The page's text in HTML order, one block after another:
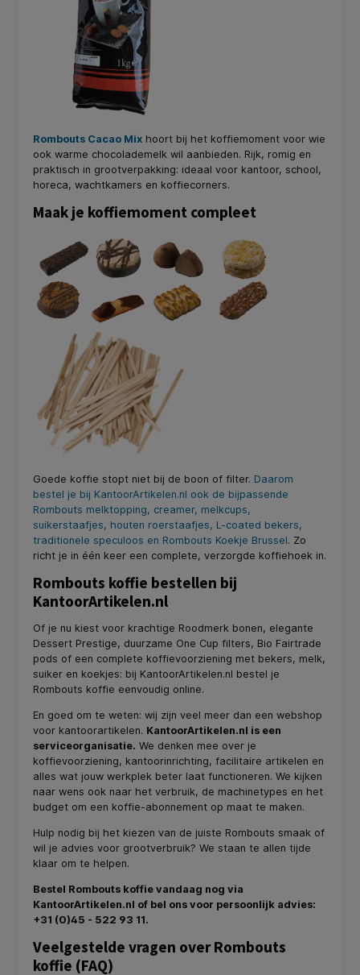
Rombouts Cacao Mix hoort bij het koffiemoment voor wie
ook warme chocolademelk wil aanbieden. Rijk, romig en
praktisch in grootverpakking: ideaal voor kantoor, school,
horeca, wachtkamers en koffiecorners.
Maak je koffiemoment compleet
Goede koffie stopt niet bij de boon of filter. Daarom
bestel je bij KantoorArtikelen.nl ook de bijpassende
Rombouts melktopping, creamer, melkcups,
suikerstaafjes, houten roerstaafjes, L-coated bekers,
traditionele speculoos en Rombouts Koekje Brussel. Zo
richt je in één keer een complete, verzorgde koffiehoek in.
Rombouts koffie bestellen bij
KantoorArtikelen.nl
Of je nu kiest voor krachtige Roodmerk bonen, elegante
Dessert Prestige, duurzame One Cup filters, Bio Fairtrade
pods of een complete koffievoorziening met bekers, melk,
suiker en koekjes: bij KantoorArtikelen.nl bestel je
Rombouts koffie eenvoudig online.
En goed om te weten: wij zijn veel meer dan een webshop
voor kantoorartikelen. KantoorArtikelen.nl is een
serviceorganisatie. We denken mee over je
koffievoorziening, kantoorinrichting, facilitaire artikelen en
alles wat jouw werkplek beter laat functioneren. We kijken
naar wens ook naar het verbruik, de machinetypes en het
budget om een koffie-abonnement op maat te maken.
Hulp nodig bij het kiezen van de juiste Rombouts smaak of
wil je advies voor grootverbruik? We staan te allen tijde
klaar om te helpen.
Bestel Rombouts koffie vandaag nog via
KantoorArtikelen.nl of bel ons voor persoonlijk advies:
+31 (0)45 - 522 93 11.
Veelgestelde vragen over Rombouts
koffie (FAQ)